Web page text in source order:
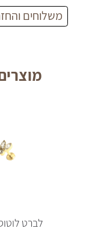
משלוחים
לברט